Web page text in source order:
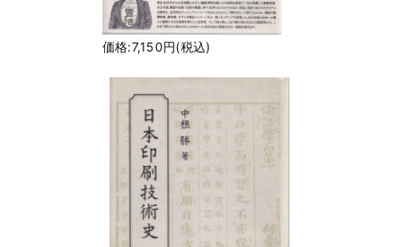
価格:7,150円(税込)